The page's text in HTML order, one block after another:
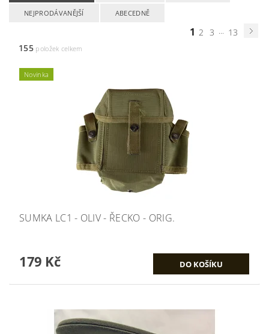
NEJPRODÁVANĚJŠÍ ABECEDNĚ
1 2 3 ... 13
155položek celkem
Novinka
SUMKA LC1 - OLIV - ŘECKO - ORIG.
179 Kč